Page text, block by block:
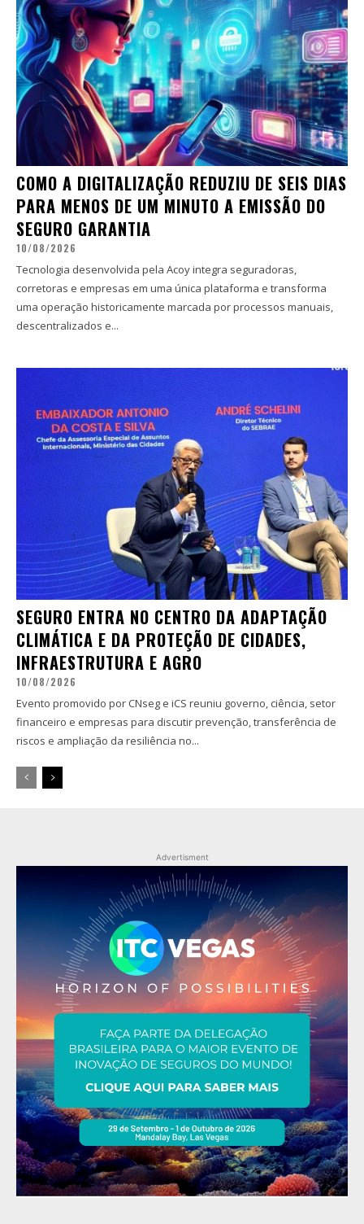
COMO A DIGITALIZAÇÃO REDUZIU DE SEIS DIAS
PARA MENOS DE UM MINUTO A EMISSÃO DO
SEGURO GARANTIA
10/08/2026
Tecnologia desenvolvida pela Acoy integra seguradoras,
corretoras e empresas em uma única plataforma e transforma
uma operação historicamente marcada por processos manuais,
descentralizados e...
SEGURO ENTRA NO CENTRO DA ADAPTAÇÃO
CLIMÁTICA E DA PROTEÇÃO DE CIDADES,
INFRAESTRUTURA E AGRO
10/08/2026
Evento promovido por CNseg e iCS reuniu governo, ciência, setor
financeiro e empresas para discutir prevenção, transferência de
riscos e ampliação da resiliência no...
Advertisment